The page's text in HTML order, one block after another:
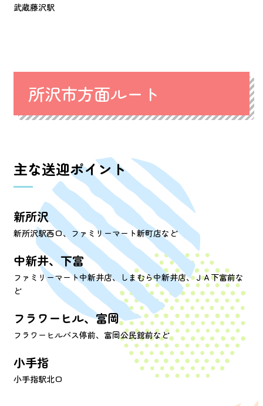
武蔵藤沢駅
所沢市方面ルート
主な送迎ポイント
新所沢
新所沢駅西口、ファミリーマート新町店など
中新井、下富
ファミリーマート中新井店、しまむら中新井店、ＪＡ下富前な
ど
フラワーヒル、富岡
フラワーヒルバス停前、富岡公民館前など
小手指
小手指駅北口